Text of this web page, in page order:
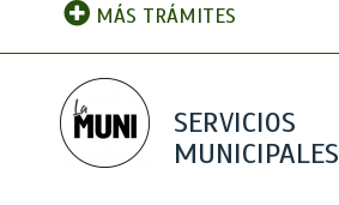
MÁS TRÁMITES
SERVICIOS
MUNICIPALES